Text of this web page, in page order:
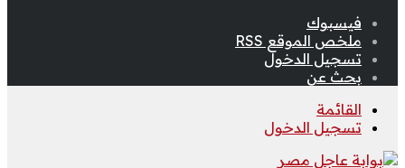
فيسبوك
ملخص الموقع RSS
تسجيل الدخول
بحث عن
القائمة
تسجيل الدخول